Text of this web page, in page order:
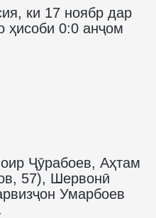
ки 17 ноябр дар
ҳисоби 0:0 анҷом
Ҷӯрабоев, Аҳтам
57), Шервонӣ
Умарбоев